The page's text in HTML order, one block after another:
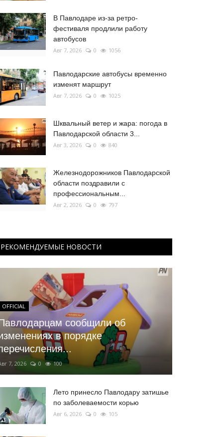
В Павлодаре из-за ретро-
фестиваля продлили работу
автобусов
Авг 7, 2026 0 1056
Павлодарские автобусы временно
изменят маршрут
Авг 7, 2026 0 1025
Шквальный ветер и жара: погода в
Павлодарской области 3...
Авг 3, 2026 0 840
Железнодорожников Павлодарской
области поздравили с
профессиональным...
Авг 2, 2026 0 797
РЕКОМЕНДУЕМЫЕ НОВОСТИ
OFFICIAL
сообщили об
в порядке
7, 2026 0 100
Лето принесло Павлодару затишье
по заболеваемости корью
Авг 6, 2026 0 105